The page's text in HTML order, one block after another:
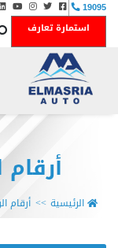
19095
استمارة تعارف
الرئيسية أرقام